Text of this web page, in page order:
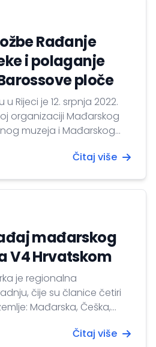
za istu u budućnosti.
veleposlanika Dr.
Rađanje
i polaganje
ploče
Rijeci je 12. srpnja 2022.
organizaciji Mađarskog
muzeja i Mađarskog
„Rođenje moderne
te razvoj morske trgovine,
svom govoru na...
Čitaj više
mađarskog
V4 Hrvatskom
je regionalna
čije su članice četiri
Mađarska, Češka,
interesa regije u
Čitaj više